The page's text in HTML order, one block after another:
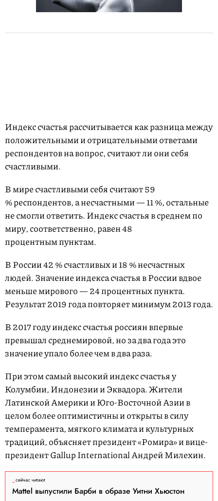
Индекс счастья рассчитывается как разница между
положительными и отрицательными ответами
респондентов на вопрос, считают ли они себя
счастливыми.
В мире счастливыми себя считают 59
% респондентов, а несчастными — 11 %, остальные
не смогли ответить. Индекс счастья в среднем по
миру, соответственно, равен 48
процентным пунктам.
В России 42 % счастливых и 18 % несчастных
людей. Значение индекса счастья в России вдвое
меньше мирового — 24 процентных пункта.
Результат 2019 года повторяет минимум 2013 года.
В 2017 году индекс счастья россиян впервые
превышал среднемировой, но за два года это
значение упало более чем в два раза.
При этом самый высокий индекс счастья у
Колумбии, Индонезии и Эквадора. Жители
Латинской Америки и Юго-Восточной Азии в
целом более оптимистичны и открыты в силу
темперамента, мягкого климата и культурных
традиций, объясняет президент «Ромира» и вице-
президент Gallup International Андрей Милехин.
сейчас читают
Mattel выпустили Барби в образе Уитни Хьюстон